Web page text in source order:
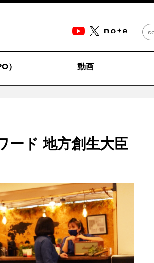
） 動画
ード 地方創生大臣